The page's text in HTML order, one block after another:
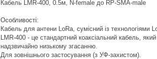
Кабель LMR-400, 0.5м, N-female до RP-SMA-male
Особливості:
Кабель для антени LoRa, сумісний із технологіями
LMR-400 - це стандартний коаксіальний кабель,
надзвичайно низькому згасанню.
Для зовнішнього застосування (з УФ-захистом).